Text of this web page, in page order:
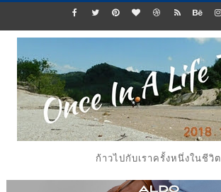
ก้าวไปกับเราครั้งหนึ่งในชีวิต